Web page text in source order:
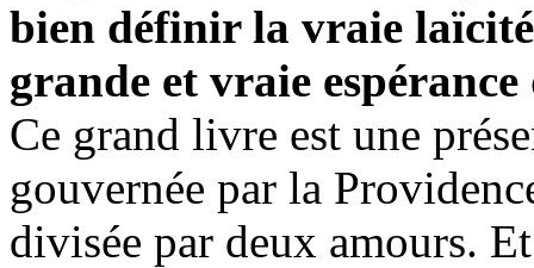
bien définir la vraie
grande et vraie
Ce grand livre est une
gouvernée par la
divisée par deux amours.